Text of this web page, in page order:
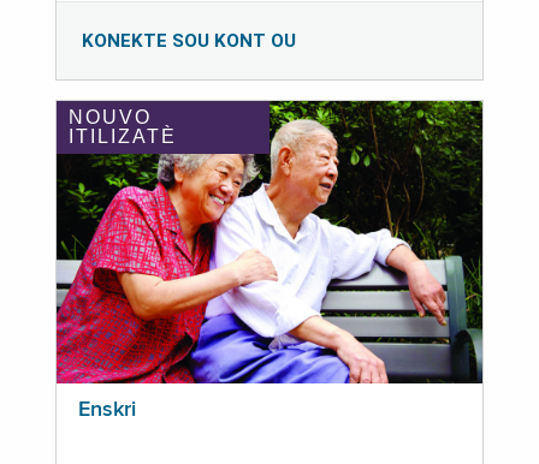
KONEKTE SOU KONT OU
NOUVO
ITILIZATÈ
Enskri